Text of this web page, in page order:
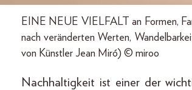
EINE NEUE VIELFALT an Formen,
nach veränderten Werten,
von Künstler Jean Miró) © miroo
Nachhaltigkeit ist einer der